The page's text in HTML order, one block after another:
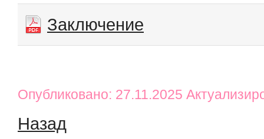
Заключение
Опубликовано: 27.11.2025
Назад